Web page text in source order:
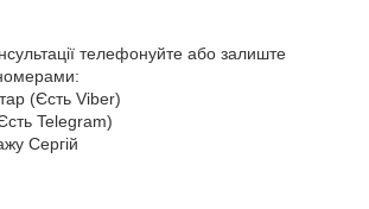
телефонуйте або залиште
(Єсть Viber)
Telegram)
Сергій